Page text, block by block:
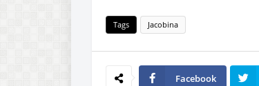
Tags Jacobina
Facebook